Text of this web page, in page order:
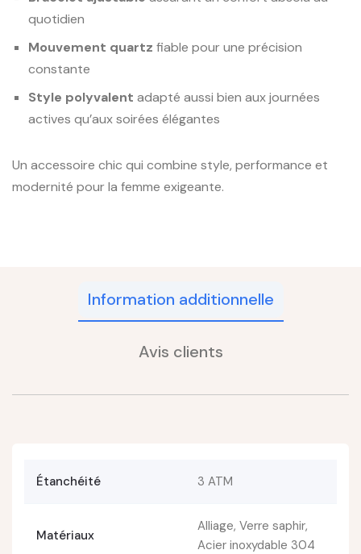
quotidien
Mouvement quartz fiable pour une précision
constante
Style polyvalent adapté aussi bien aux journées
actives qu’aux soirées élégantes
Un accessoire chic qui combine style, performance et
modernité pour la femme exigeante.
Information additionnelle
Avis clients
Étanchéité 3 ATM
Matériaux
Alliage, Verre saphir,
Acier inoxydable 304